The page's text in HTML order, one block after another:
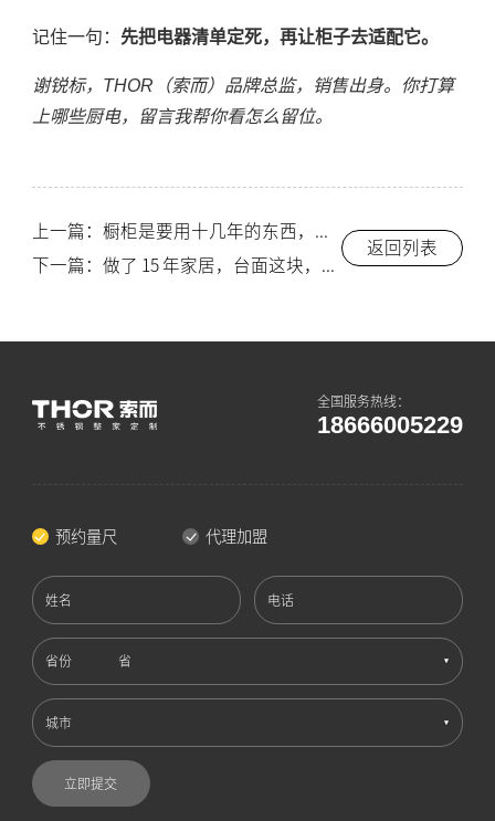
记住一句： 先把电器清单定死，再让柜子去适配它。
谢锐标，THOR（索而）品牌总监，销售出身。你打算
上哪些厨电，留言我帮你看怎么留位。
返回列表
全国服务热线：
18666005229
预约量尺 代理加盟
姓名 电话
省份
城市
立即提交